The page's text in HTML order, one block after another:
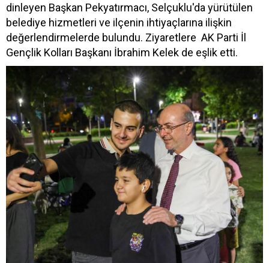
dinleyen Başkan Pekyatırmacı, Selçuklu'da yürütülen
belediye hizmetleri ve ilçenin ihtiyaçlarına ilişkin
değerlendirmelerde bulundu. Ziyaretlere AK Parti İl
Gençlik Kolları Başkanı İbrahim Kelek de eşlik etti.